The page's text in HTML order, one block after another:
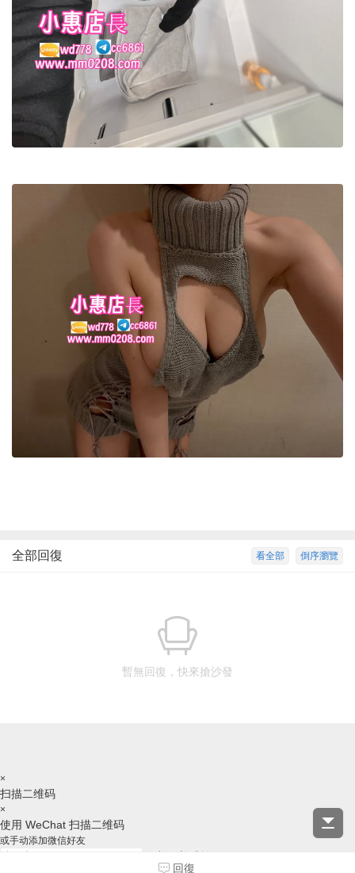
倒序瀏覽
看全部
全部回復
暫無回復，快來搶沙發
回復
×
扫描二维码
×
使用 WeChat 扫描二维码
或手动添加微信好友
复制ID并跳转微信